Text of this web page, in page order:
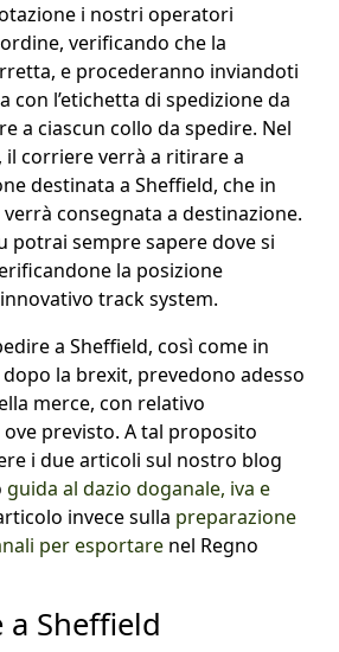
i nostri operatori
verificando che la
e procederanno inviandoti
con l’etichetta di spedizione da
a ciascun collo da spedire. Nel
corriere verrà a ritirare a
destinata a Sheffield, che in
consegnata a destinazione.
sempre sapere dove si
la posizione
track system.
a Sheffield, così come in
la brexit, prevedono adesso
merce, con relativo
previsto. A tal proposito
i due articoli sul nostro blog
guida al dazio doganale, iva e
invece sulla preparazione
per esportare nel Regno
a Sheffield